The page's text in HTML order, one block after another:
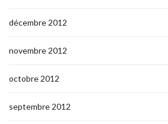
décembre 2012
novembre 2012
octobre 2012
septembre 2012